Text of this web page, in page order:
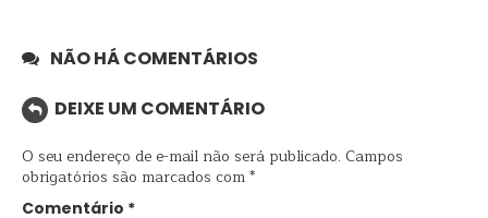
NÃO HÁ COMENTÁRIOS
DEIXE UM COMENTÁRIO
O seu endereço de e-mail não será publicado. Campos
obrigatórios são marcados com*
Comentário *